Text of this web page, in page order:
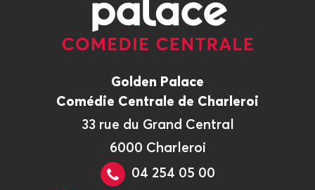
Golden Palace
Comédie Centrale de Charleroi
33 rue du Grand Central
6000 Charleroi
04 254 05 00